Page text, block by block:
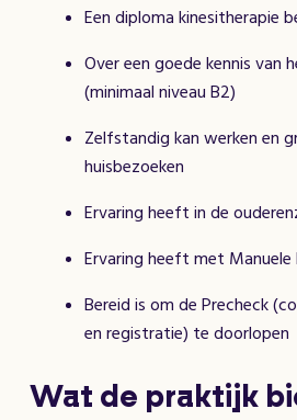
Een diploma kinesitherapie
Over een goede kennis van
(minimaal niveau B2)
Zelfstandig kan werken en
huisbezoeken
Ervaring heeft in de
Ervaring heeft met Manuele
Bereid is om de Precheck
en registratie) te doorlopen
Wat de praktijk